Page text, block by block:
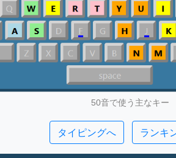
50音で使う主なキー
タイピングへ ランキ